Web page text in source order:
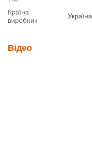
Країна
виробник
Україна
Відео